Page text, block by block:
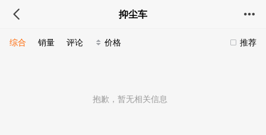
抑尘车
推荐
综合 销量 评论 价格
抱歉，暂无相关信息